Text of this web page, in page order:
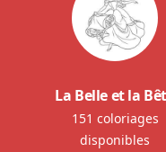
La Belle et la
151 coloriages
disponibles